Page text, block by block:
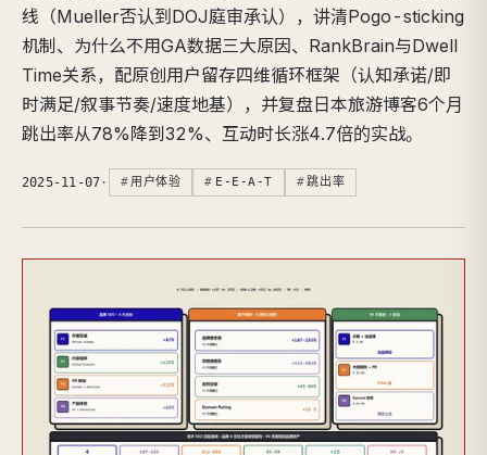
线（Mueller否认到DOJ庭审承认），讲清Pogo-sticking
机制、为什么不用GA数据三大原因、RankBrain与Dwell
Time关系，配原创用户留存四维循环框架（认知承诺/即
时满足/叙事节奏/速度地基），并复盘日本旅游博客6个月
跳出率从78%降到32%、互动时长涨4.7倍的实战。
2025-11-07 · 用户体验 E-E-A-T 跳出率